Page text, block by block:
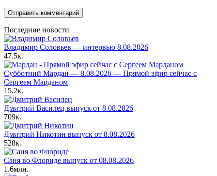
Последние новости
Владимир Соловьев — интервью 8.08.2026
47.5к.
Субботний Мардан — 8.08.2026 — Прямой эфир сейчас с
Сергеем Марданом
15.2к.
Дмитрий Василец выпуск от 8.08.2026
709к.
Дмитрий Никотин выпуск от 8.08.2026
528к.
Саня во Флориде выпуск от 08.08.2026
1.6млн.